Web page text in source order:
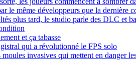
le même développeurs que la dernière
plus tard, le studio parle des DLC et
et ça tabasse
qui a révolutionné le FPS solo
invasives qui mettent en danger